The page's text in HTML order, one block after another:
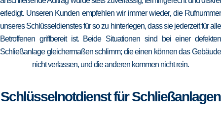
erledigt. Unseren Kunden empfehlen wir immer wieder, die Rufnummer
unseres Schlüsseldienstes für so zu hinterlegen, dass sie jederzeit für alle
Betroffenen griffbereit ist. Beide Situationen sind bei einer defekten
Schließanlage gleichermaßen schlimm; die einen können das Gebäude
nicht verlassen, und die anderen kommen nicht rein.
Schlüsselnotdienst für Schließanlagen